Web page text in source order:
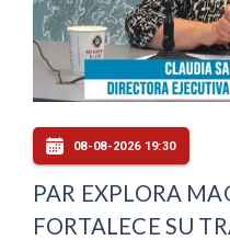
08-08-2026 19:30
PAR EXPLORA
FORTALECE SU